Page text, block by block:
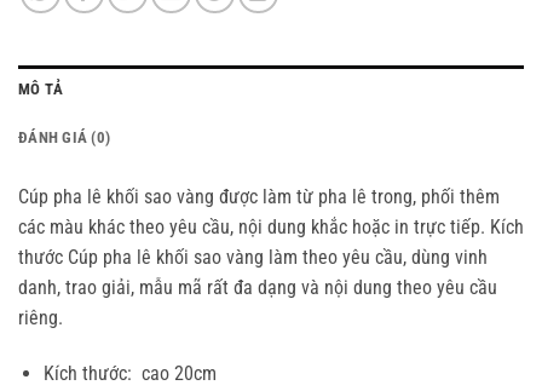
MÔ TẢ
ĐÁNH GIÁ (0)
Cúp pha lê khối sao vàng được làm từ pha lê trong, phối thêm
các màu khác theo yêu cầu, nội dung khắc hoặc in trực tiếp. Kích
thước Cúp pha lê khối sao vàng làm theo yêu cầu, dùng vinh
danh, trao giải, mẫu mã rất đa dạng và nội dung theo yêu cầu
riêng.
Kích thước: cao 20cm